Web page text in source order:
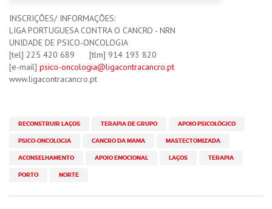
INSCRIÇÕES/ INFORMAÇÕES:
LIGA PORTUGUESA CONTRA O CANCRO - NRN
UNIDADE DE PSICO-ONCOLOGIA
[tel] 225 420 689 [tlm] 914 193 820
[e-mail] psico-oncologia@ligacontracancro.pt
www.ligacontracancro.pt
RECONSTRUIR LAÇOS TERAPIA DE GRUPO APOIO PSICOLÓGICO
PSICO-ONCOLOGIA CANCRO DA MAMA MASTECTOMIZADA
ACONSELHAMENTO APOIO EMOCIONAL LAÇOS TERAPIA
PORTO NORTE